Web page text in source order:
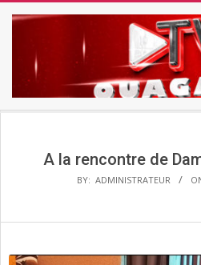
Skip
TV
OUAGA24
A la rencontre de
BY: ADMINISTRATEUR